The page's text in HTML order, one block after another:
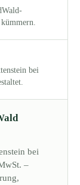
bei
bei
–